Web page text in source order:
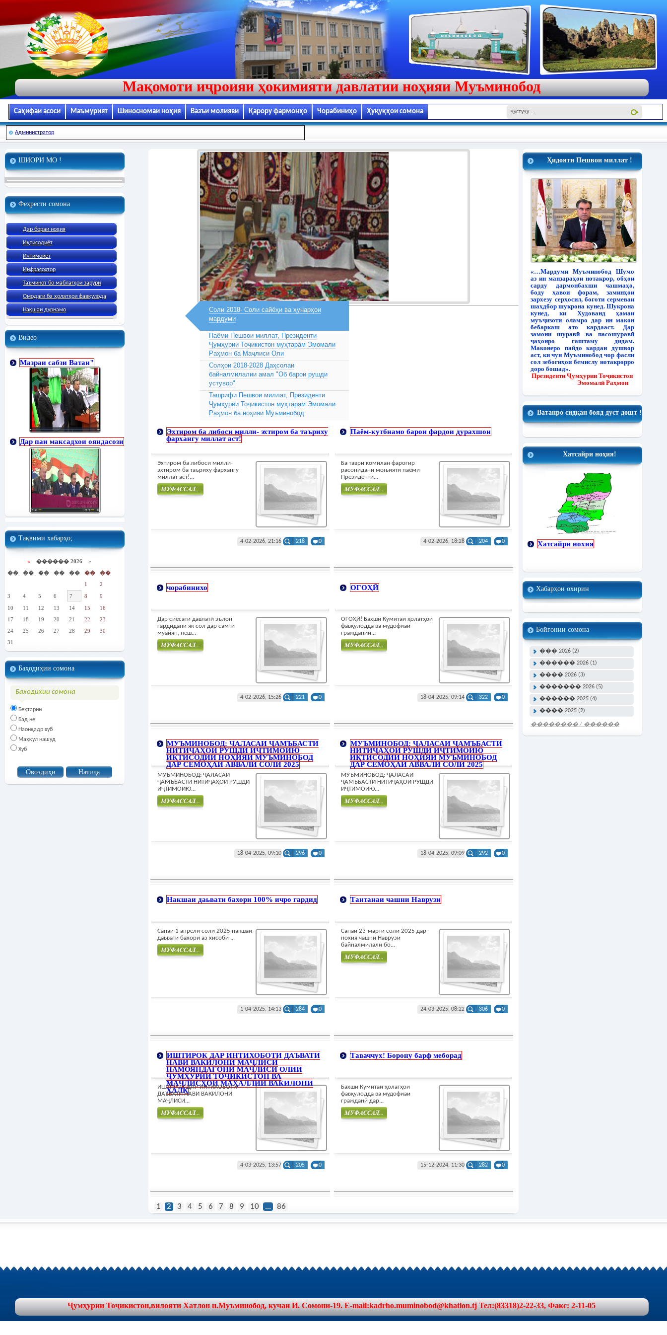
Мақомоти иҷроияи ҳокимияти давлатии ноҳияи Муъминобод
Саҳифаи асоси Маъмурият Шиносномаи ноҳия Вазъи молияви Қарору фармонҳо Чорабиниҳо Ҳуқуқҳои сомона
Администратор
ШИОРИ МО !
Феҳрести сомона
Дар бораи ноҳия
Иқтисодиёт
Ичтимоиёт
Инфрасохтор
Таъминот бо маблағҳои зарури
Омодаги ба ҳолатҳои фавқулода
Нақшаи дурнамо
Видео
Мазраи сабзи Ватан"
Дар паи максадхои ояндасози
Тақвими хабарҳо;
« ������ 2026 »
��
�� �� �� �� ��
��
1
2
3
4 5 6 7 8
9
10
11 12 13 14 15
16
17
18 19 20 21 22
23
24
25 26 27 28 29
30
31
Баҳодиҳии сомона
Баходихии сомона
Беҳтарин
Бад не
Наонқадр хуб
Маҳқул нашуд
Хуб
Ҳидояти Пешвои миллат !
«…Мардуми Муъминобод Шумо
аз ин манзараҳои нотакрор, обҳои
сарду дармонбахши чашмаҳо,
боду ҳавои форам, заминҳои
зархезу серҳосил, боғоти сермеваи
шаҳдбор шукрона кунед. Шукрона
кунед, ки Худованд ҳамаи
муъҷизоти оламро дар ин макон
бебаркаш ато кардааст. Дар
замони шуравӣ ва пасошуравӣ
ҷаҳонро гаштаму дидам.
Маконеро пайдо кардан душвор
аст, ки чун Муъминобод чор фасли
сол зебогиҳои бемислу нотакрорро
доро бошад».
Президенти Ҷумҳурии Тоҷикистон
Эмомалӣ Раҳмон
Ватанро сидқан бояд дуст дошт !
Хатсайри ноҳия!
Хатсайри нохия
Хабарҳои охирин
Бойгонии сомона
��� 2026 (2)
������ 2026 (1)
���� 2026 (3)
������� 2026 (5)
������ 2025 (4)
���� 2025 (2)
�������� / ������
���� �����
Соли 2018- Соли сайёҳи ва ҳунарҳои
мардуми
Паёми Пешвои миллат, Президенти
Ҷумҳурии Тоҷикистон муҳтарам Эмомали
Раҳмон ба Маҷлиси Оли
Солҳои 2018-2028 Даҳсолаи
байналмилалии амал "Об барои рушди
устувор"
Ташрифи Пешвои миллат, Президенти
Ҷумҳурии Тоҷикистон муҳтарам Эмомали
Раҳмон ба ноҳияи Муъминобод
Эхтиром ба либоси милли- эхтиром ба таъриху
фархангу миллат аст!
Эхтиром ба либоси милли-
эхтиром ба таъриху фархангу
миллат аст!...
4-02-2026, 21:16 218 0
Паём-кутбнамо барои фардои дурахшон
Ба таври комилан фарогир
расонидани моњияти паёми
Президенти...
4-02-2026, 18:28 204 0
чорабинихо
Дар сиёсати давлатӣ эълон
гардидани як сол дар самти
муайян, пеш...
4-02-2026, 15:26 221 0
ОГОҲӢ
ОГОҲӢ! Бахши Кумитаи ҳолатҳои
фавқулодда ва мудофиаи
граждании...
18-04-2025, 09:14 322 0
МУЪМИНОБОД: ҶАЛАСАИ ҶАМЪБАСТИ
НИТИҶАҲОИ РУШДИ ИҶТИМОИЮ
ИҚТИСОДИИ НОҲИЯИ МУЪМИНОБОД
ДАР СЕМОҲАИ АВВАЛИ СОЛИ 2025
МУЪМИНОБОД: ҶАЛАСАИ
ҶАМЪБАСТИ НИТИҶАҲОИ РУШДИ
ИҶТИМОИЮ...
18-04-2025, 09:10 296 0
МУЪМИНОБОД: ҶАЛАСАИ ҶАМЪБАСТИ
НИТИҶАҲОИ РУШДИ ИҶТИМОИЮ
ИҚТИСОДИИ НОҲИЯИ МУЪМИНОБОД
ДАР СЕМОҲАИ АВВАЛИ СОЛИ 2025
МУЪМИНОБОД: ҶАЛАСАИ
ҶАМЪБАСТИ НИТИҶАҲОИ РУШДИ
ИҶТИМОИЮ...
18-04-2025, 09:09 292 0
Накшаи даьвати бахори 100% ичро гардид
Санаи 1 апрели соли 2025 накшаи
даьвати бахори аз хисоби ...
1-04-2025, 14:13 284 0
Тантанаи чашни Наврузи
Санаи 23-марти соли 2025 дар
нохия чашни Наврузи
байналмилали бо...
24-03-2025, 08:22 306 0
ИШТИРОК ДАР ИНТИХОБОТИ ДАЪВАТИ
НАВИ ВАКИЛОНИ МАҶЛИСИ
НАМОЯНДАГОНИ МАҶЛИСИ ОЛИИ
ҶУМҲУРИИ ТОҶИКИСТОН ВА
МАҶЛИСҲОИ МАҲАЛЛИИ ВАКИЛОНИ
ХАЛҚ
ИШТИРОК ДАР ИНТИХОБОТИ
ДАЪВАТИ НАВИ ВАКИЛОНИ
МАҶЛИСИ...
4-03-2025, 13:57 205 0
Таваччух! Борону барф меборад
Бахши Кумитаи ҳолатҳои
фавқулодда ва мудофиаи
гражданӣ дар...
15-12-2024, 11:30 282 0
1 2 3 4 5 6 7 8 9 10 ... 86
Ҷумҳурии Тоҷикистон,вилояти Хатлон н.Муъминобод, кучаи И. Сомони-19. E-mail:kadrho.muminobod@khatlon.tj Тел:(83318)2-22-33, Факс: 2-11-05